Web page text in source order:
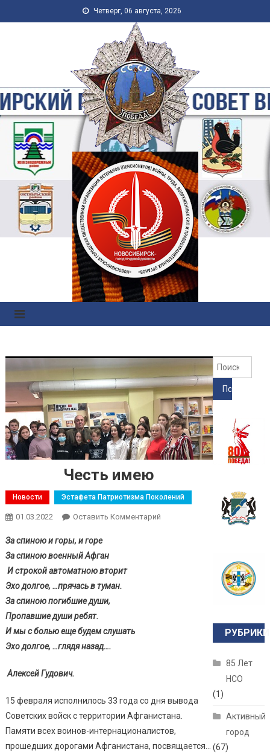
Четверг, 06 августа, 2026
Новосибирская Городская
Общественная Организация
Ветеранов-Пенсионеров
Войны, Труда, Военной
Службы и
Правоохранительных
Органов
Честь имею
Новости Эстафета Патриотизма Поколений
01.03.2022 Оставить Комментарий
За спиною и горы, и горе
За спиною военный Афган
И строкой автоматною вторит
Эхо долгое, …прячась в туман.
За спиною погибшие души,
Пропавшие души ребят.
И мы с болью еще будем слушать
Эхо долгое, …глядя назад….
Алексей Гудович.
15 февраля исполнилось 33 года со дня вывода
Советских войск с территории Афганистана.
Памяти всех воинов-интернационалистов,
прошедших дорогами Афганистана, посвящается…
РУБРИКИ
85 Лет
НСО
(1)
Активный
город
(67)